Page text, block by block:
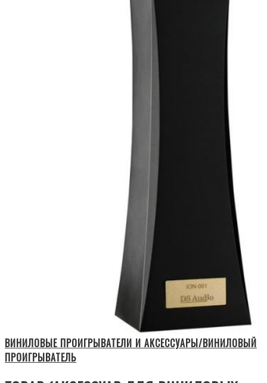
ВИНИЛОВЫЕ ПРОИГРЫВАТЕЛИ И АКСЕССУАРЫ/ВИНИЛОВЫЙ
ПРОИГРЫВАТЕЛЬ